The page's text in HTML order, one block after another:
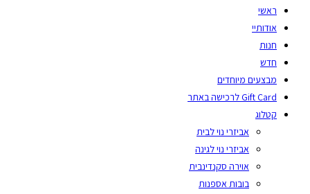
ראשי
אודותיי
חנות
חדש
מבצעים מיוחדים
Gift Card לרכישה באתר
קטלוג
אביזרי נוי לבית
אביזרי נוי לגינה
אוירה סקנדינבית
בובות אספנות